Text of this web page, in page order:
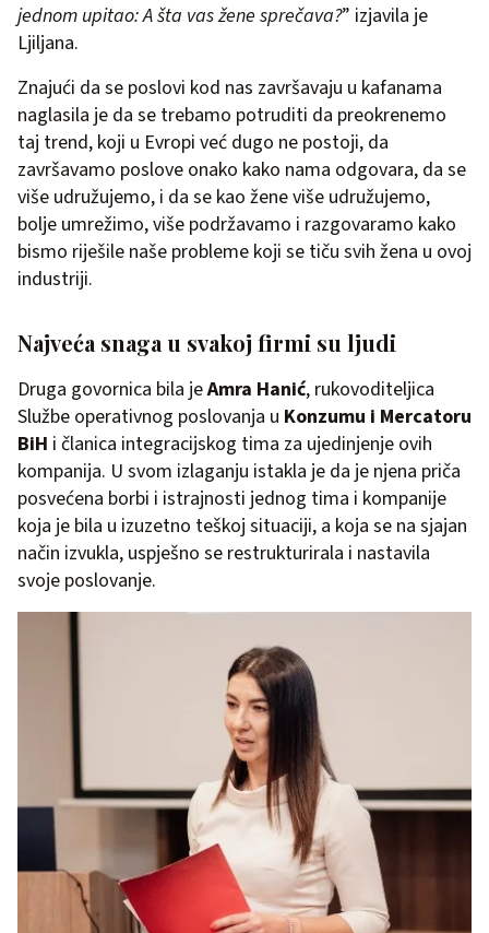
jednom upitao: A šta vas žene sprečava?” izjavila je
Ljiljana.
Znajući da se poslovi kod nas završavaju u kafanama
naglasila je da se trebamo potruditi da preokrenemo
taj trend, koji u Evropi već dugo ne postoji, da
završavamo poslove onako kako nama odgovara, da se
više udružujemo, i da se kao žene više udružujemo,
bolje umrežimo, više podržavamo i razgovaramo kako
bismo riješile naše probleme koji se tiču svih žena u ovoj
industriji.
Najveća snaga u svakoj firmi su ljudi
Druga govornica bila jeAmra Hanić, rukovoditeljica
Službe operativnog poslovanja u Konzumu i Mercatoru
BiH i članica integracijskog tima za ujedinjenje ovih
kompanija. U svom izlaganju istakla je da je njena priča
posvećena borbi i istrajnosti jednog tima i kompanije
koja je bila u izuzetno teškoj situaciji, a koja se na sjajan
način izvukla, uspješno se restrukturirala i nastavila
svoje poslovanje.